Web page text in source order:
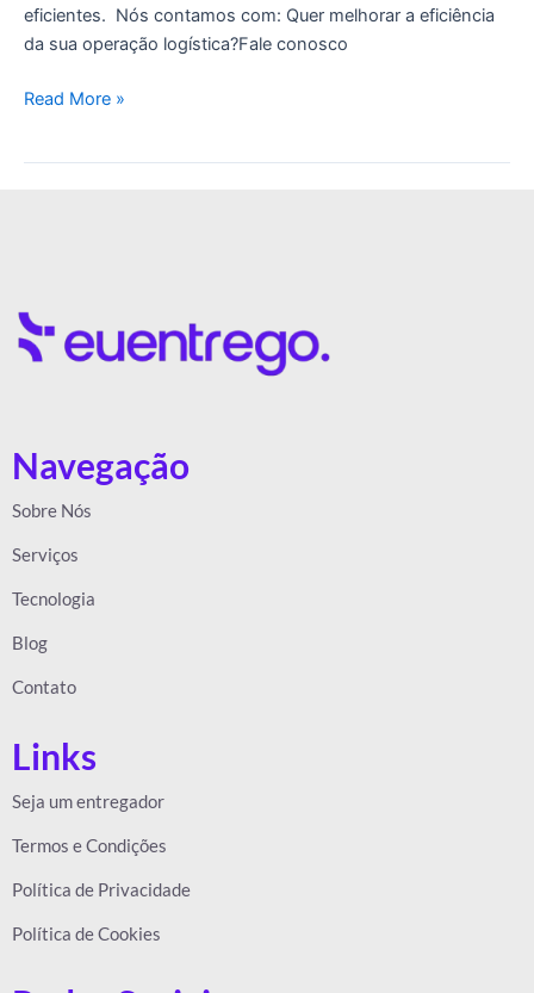
eficientes. Nós contamos com: Quer melhorar a eficiência
da sua operação logística?Fale conosco
Read More »
Navegação
Sobre Nós
Serviços
Tecnologia
Blog
Contato
Links
Seja um entregador
Termos e Condições
Política de Privacidade
Política de Cookies